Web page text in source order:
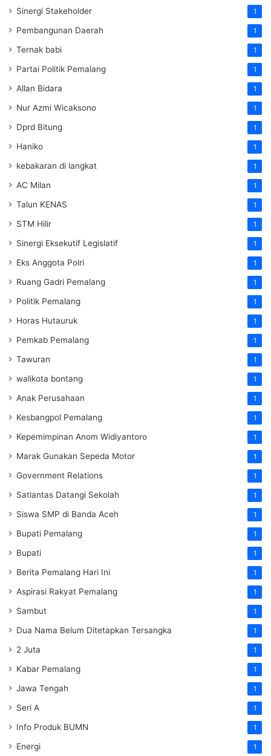
Sinergi Stakeholder 1
Pembangunan Daerah 1
Ternak babi 1
Partai Politik Pemalang 1
Allan Bidara 1
Nur Azmi Wicaksono 1
Dprd Bitung 1
Haniko 1
kebakaran di langkat 1
AC Milan 1
Talun KENAS 1
STM Hilir 1
Sinergi Eksekutif Legislatif 1
Eks Anggota Polri 1
Ruang Gadri Pemalang 1
Politik Pemalang 1
Horas Hutauruk 1
Pemkab Pemalang 1
Tawuran 1
walikota bontang 1
Anak Perusahaan 1
Kesbangpol Pemalang 1
Kepemimpinan Anom Widiyantoro 1
Marak Gunakan Sepeda Motor 1
Government Relations 1
Satlantas Datangi Sekolah 1
Siswa SMP di Banda Aceh 1
Bupati Pemalang 1
Bupati 1
Berita Pemalang Hari Ini 1
Aspirasi Rakyat Pemalang 1
Sambut 1
Dua Nama Belum Ditetapkan Tersangka 1
2 Juta 1
Kabar Pemalang 1
Jawa Tengah 1
Seri A 1
Info Produk BUMN 1
Energi 1